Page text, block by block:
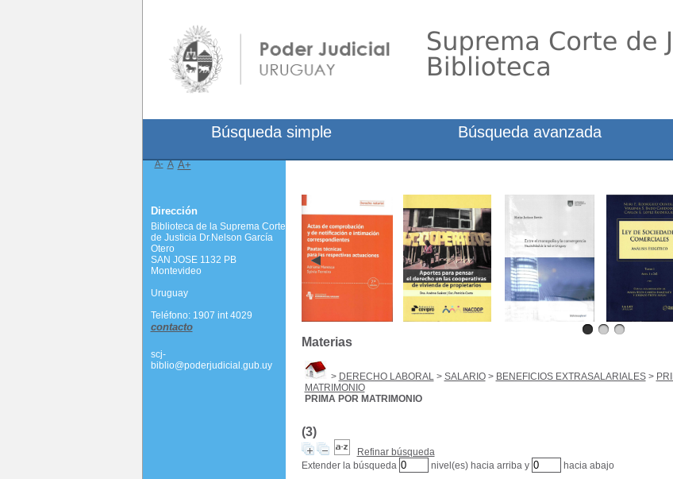
Materias
> DERECHO LABORAL> SALARIO> BENEFICIOS EXTRASALARIALES>
MATRIMONIO
PRIMA POR MATRIMONIO
(3)
Refinar búsqueda
Extender la búsqueda
nivel(es) hacia arriba y hacia abajo
Búsqueda simple Búsqueda avanzada
A- A A+
Dirección
Biblioteca de la Suprema Corte
de Justicia Dr.Nelson García
Otero
SAN JOSE 1132 PB
Montevideo
Uruguay
Teléfono: 1907 int 4029
contacto
scj-
biblio@poderjudicial.gub.uy